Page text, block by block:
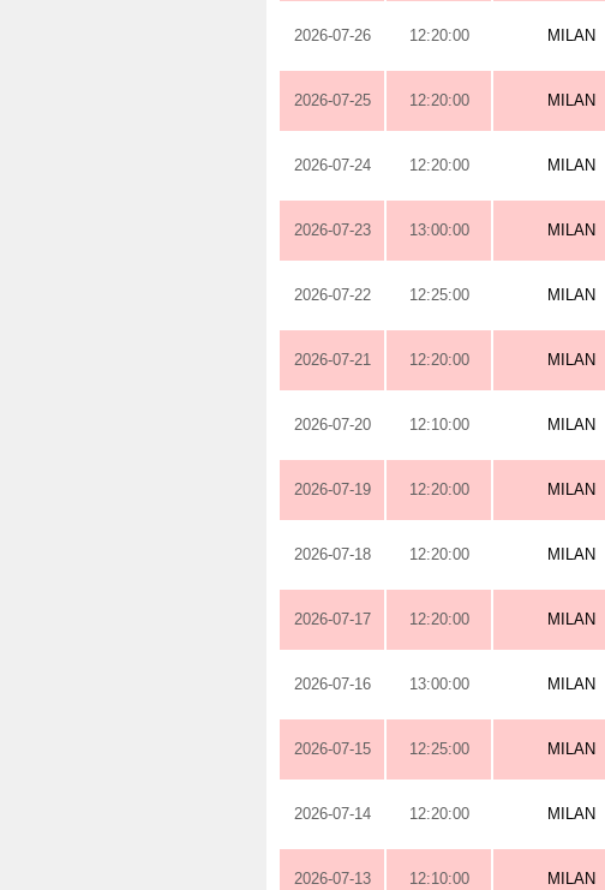
2026-07-26 12:20:00 MILAN
2026-07-25 12:20:00 MILAN
2026-07-24 12:20:00 MILAN
2026-07-23 13:00:00 MILAN
2026-07-22 12:25:00 MILAN
2026-07-21 12:20:00 MILAN
2026-07-20 12:10:00 MILAN
2026-07-19 12:20:00 MILAN
2026-07-18 12:20:00 MILAN
2026-07-17 12:20:00 MILAN
2026-07-16 13:00:00 MILAN
2026-07-15 12:25:00 MILAN
2026-07-14 12:20:00 MILAN
2026-07-13 12:10:00 MILAN